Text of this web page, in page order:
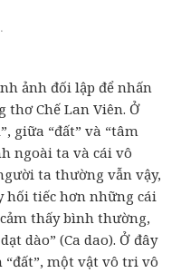
ảnh đối lập để nhấn
Chế Lan Viên. Ở
giữa “đất” và “tâm
ngoài ta và cái vô
ta thường vẫn vậy,
hối tiếc hơn những cái
thấy bình thường,
dào” (Ca dao). Ở đây
“đất”, một vật vô tri vô